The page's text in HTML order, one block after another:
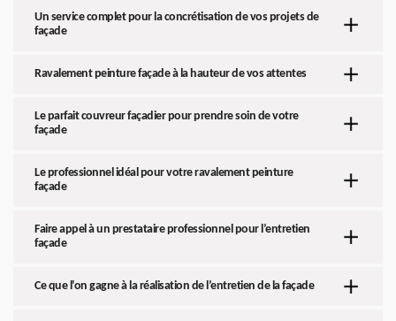
Un service complet pour la concrétisation de vos projets de
façade
Ravalement peinture façade à la hauteur de vos attentes
Le parfait couvreur façadier pour prendre soin de votre
façade
Le professionnel idéal pour votre ravalement peinture
façade
Faire appel à un prestataire professionnel pour l’entretien
façade
Ce que l’on gagne à la réalisation de l’entretien de la façade